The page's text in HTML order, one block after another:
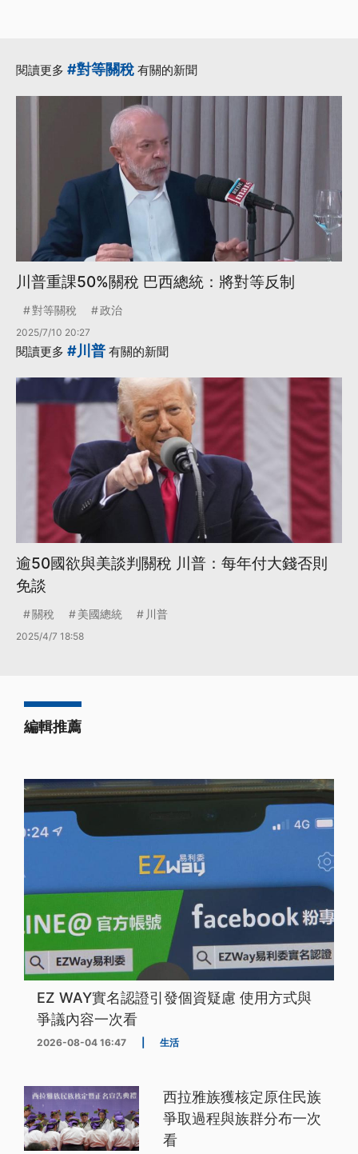
進口商·關稅·301條款 ·
更多...
閱讀更多 #對等關稅 有關的新聞
川普重課50%關稅 巴西總統：將對等反制
對等關稅 政治
2025/7/10 20:27
閱讀更多 #川普 有關的新聞
逾50國欲與美談判關稅 川普：每年付大錢否則
免談
關稅 美國總統 川普
2025/4/7 18:58
編輯推薦
EZ WAY實名認證引發個資疑慮 使用方式與
爭議內容一次看
2026-08-04 16:47 生活
西拉雅族獲核定原住民族
爭取過程與族群分布一次
看